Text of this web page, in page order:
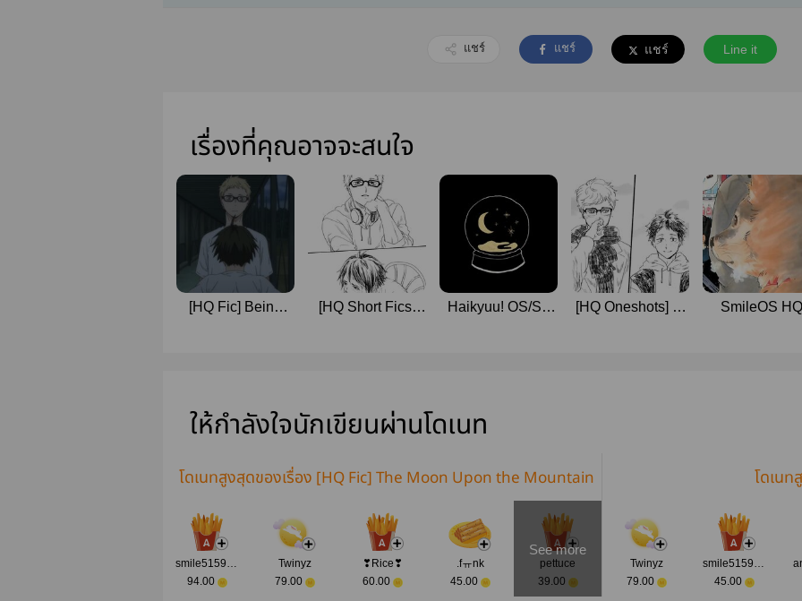
แชร์ แชร์ แชร์ Line it
เรื่องที่คุณอาจจะสนใจ
[HQ Fic] Being
[HQ Short Fics]
Haikyuu! OS/SF
[HQ Oneshots] ณ
SmileOS HQ
ให้กำลังใจนักเขียนผ่านโดเนท
โดเนทสูงสุดของเรื่อง [HQ Fic] The Moon Upon the Mountain
smile515903
94.00
Twinyz
79.00
❣Rice❣
60.00
.fㅠnk
45.00
See more
pettuce
39.00
โดเน
Twinyz
79.00
smile515903
45.00